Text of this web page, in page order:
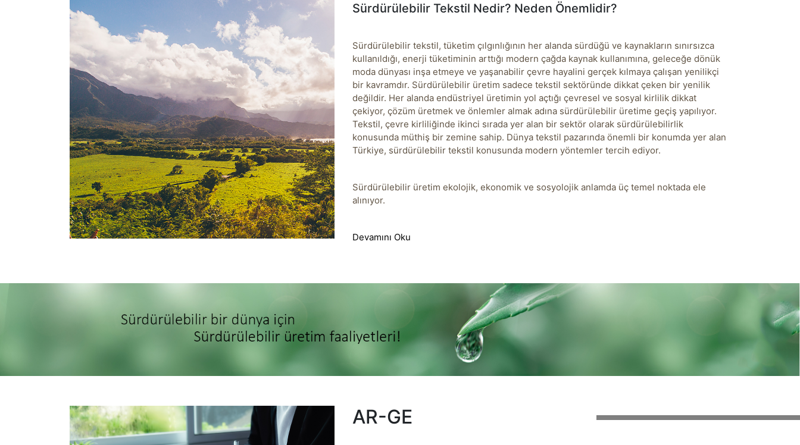
Sürdürülebilir Tekstil Nedir? Neden Önemlidir?
Sürdürülebilir tekstil, tüketim çılgınlığının her alanda sürdüğü ve kaynakların sınırsızca
kullanıldığı, enerji tüketiminin arttığı modern çağda kaynak kullanımına, geleceğe dönük
moda dünyası inşa etmeye ve yaşanabilir çevre hayalini gerçek kılmaya çalışan yenilikçi
bir kavramdır. Sürdürülebilir üretim sadece tekstil sektöründe dikkat çeken bir yenilik
değildir. Her alanda endüstriyel üretimin yol açtığı çevresel ve sosyal kirlilik dikkat
çekiyor, çözüm üretmek ve önlemler almak adına sürdürülebilir üretime geçiş yapılıyor.
Tekstil, çevre kirliliğinde ikinci sırada yer alan bir sektör olarak sürdürülebilirlik
konusunda müthiş bir zemine sahip. Dünya tekstil pazarında önemli bir konumda yer alan
Türkiye, sürdürülebilir tekstil konusunda modern yöntemler tercih ediyor.
Sürdürülebilir üretim ekolojik, ekonomik ve sosyolojik anlamda üç temel noktada ele
alınıyor.
Devamını Oku
AR-GE